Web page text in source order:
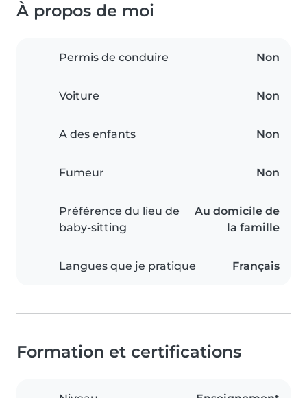
À propos de moi
Permis de conduire Non
Voiture Non
A des enfants Non
Fumeur Non
Préférence du lieu de
baby-sitting
Au domicile de
la famille
Langues que je pratique Français
Formation et certifications